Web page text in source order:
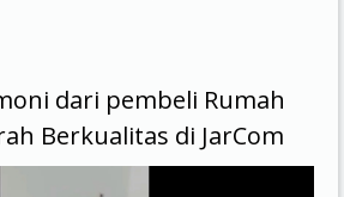
dari pembeli Rumah
Berkualitas di JarCom